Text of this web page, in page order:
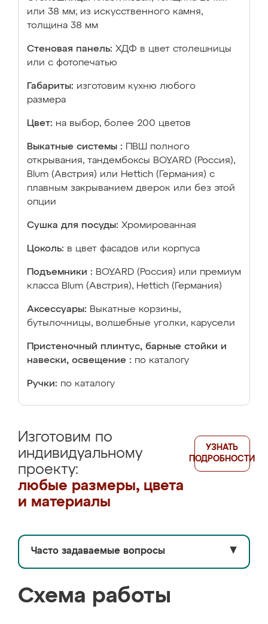
или 38 мм; из искусственного камня,
толщина 38 мм
Стеновая панель: ХДФ в цвет столешницы
или с фотопечатью
Габариты: изготовим кухню любого
размера
Цвет: на выбор, более 200 цветов
Выкатные системы :
ПВШ полного
открывания, тандембоксы BOYARD (Россия),
Blum (Австрия) или Hettich (Германия) с
плавным закрыванием дверок или без этой
опции
Сушка для посуды: Хромированная
Цоколь: в цвет фасадов или корпуса
Подъемники : BOYARD (Россия) или премиум
класса Blum (Австрия), Hettich (Германия)
Аксессуары: Выкатные корзины,
бутылочницы, волшебные уголки, карусели
Пристеночный плинтус, барные стойки и
навески, освещение : по каталогу
Ручки: по каталогу
Изготовим по
индивидуальному
проекту:
любые размеры, цвета
и материалы
УЗНАТЬ
ПОДРОБНОСТИ
Часто задаваемые вопросы ▼
Схема работы